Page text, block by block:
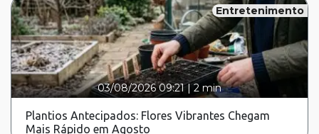
Entretenimento
03/08/2026 09:21|2 min
Plantios Antecipados: Flores Vibrantes Chegam
Mais Rápido em Agosto